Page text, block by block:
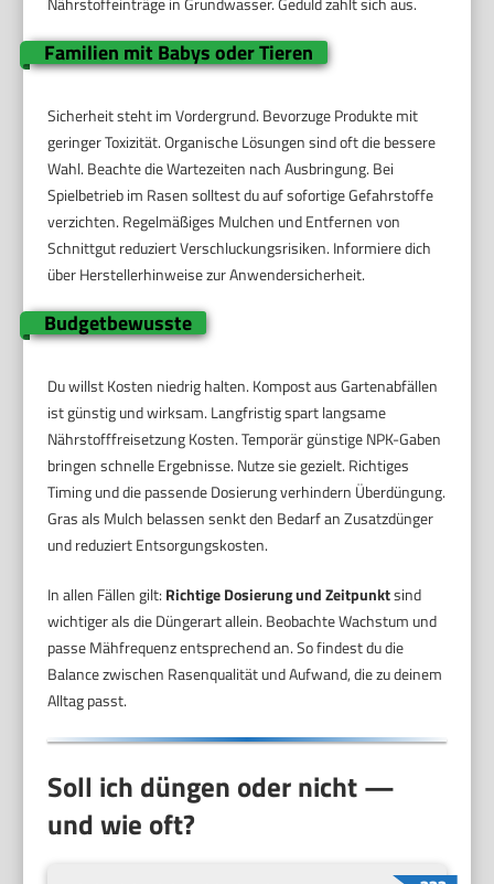
Familien mit Babys oder Tieren
Sicherheit steht im Vordergrund. Bevorzuge Produkte mit
geringer Toxizität. Organische Lösungen sind oft die bessere
Wahl. Beachte die Wartezeiten nach Ausbringung. Bei
Spielbetrieb im Rasen solltest du auf sofortige Gefahrstoffe
verzichten. Regelmäßiges Mulchen und Entfernen von
Schnittgut reduziert Verschluckungsrisiken. Informiere dich
über Herstellerhinweise zur Anwendersicherheit.
Budgetbewusste
Du willst Kosten niedrig halten. Kompost aus Gartenabfällen
ist günstig und wirksam. Langfristig spart langsame
Nährstofffreisetzung Kosten. Temporär günstige NPK-Gaben
bringen schnelle Ergebnisse. Nutze sie gezielt. Richtiges
Timing und die passende Dosierung verhindern Überdüngung.
Gras als Mulch belassen senkt den Bedarf an Zusatzdünger
und reduziert Entsorgungskosten.
In allen Fällen gilt: Richtige Dosierung und Zeitpunktsind
wichtiger als die Düngerart allein. Beobachte Wachstum und
passe Mähfrequenz entsprechend an. So findest du die
Balance zwischen Rasenqualität und Aufwand, die zu deinem
Alltag passt.
Soll ich düngen oder nicht —
und wie oft?